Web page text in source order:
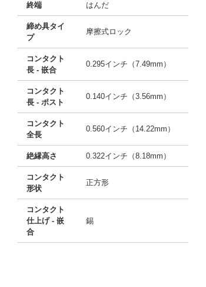
終端 はんだ
締め具タイ
プ
摩擦式ロック
コンタクト
長 - 嵌合
0.295インチ（7.49mm）
コンタクト
長 - ポスト
0.140インチ（3.56mm）
コンタクト
全長
0.560インチ（14.22mm）
絶縁高さ 0.322インチ（8.18mm）
コンタクト
形状
正方形
コンタクト
仕上げ - 嵌
合
錫